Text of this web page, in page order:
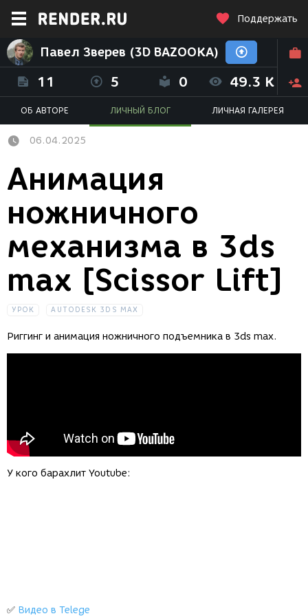
Поддержать
Павел Зверев (3D BAZOOKA)
11 5 0 49.3 K
ОБ АВТОРЕ ЛИЧНЫЙ БЛОГ ЛИЧНАЯ ГАЛЕРЕЯ
06.04.2025
Анимация
ножничного
механизма в 3ds
max [Scissor Lift]
УРОК AUTODESK 3DS MAX
Риггинг и анимация ножничного подъемника в 3ds max.
У кого барахлит Youtube:
✅ Видео в Telege